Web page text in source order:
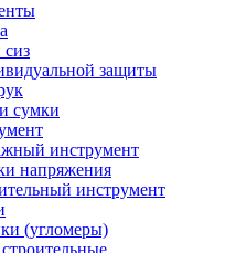
защиты
сумки
инструмент
напряжения
инструмент
(угломеры)